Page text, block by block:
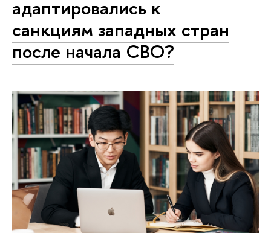
адаптировались к
санкциям западных стран
после начала СВО?